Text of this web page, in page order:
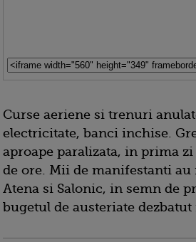
Curse aeriene si trenuri
electricitate, banci inchise.
aproape paralizata, in prima
de ore. Mii de manifestanti au
Atena si Salonic, in semn de
bugetul de austeriate dezbatut